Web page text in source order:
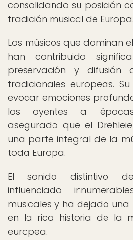
consolidando su posición
tradición musical de Europa.
Los músicos que dominan
han contribuido
preservación y difusión
tradicionales europeas.
evocar emociones
los oyentes a
asegurado que el
una parte integral de la
toda Europa.
El sonido distintivo
influenciado
musicales y ha dejado
en la rica historia de la
europea.